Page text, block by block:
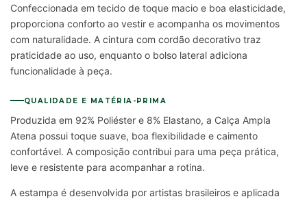
Confeccionada em tecido de toque macio e boa elasticidade,
proporciona conforto ao vestir e acompanha os movimentos
com naturalidade. A cintura com cordão decorativo traz
praticidade ao uso, enquanto o bolso lateral adiciona
funcionalidade à peça.
QUALIDADE E MATÉRIA-PRIMA
Produzida em 92% Poliéster e 8% Elastano, a Calça Ampla
Atena possui toque suave, boa flexibilidade e caimento
confortável. A composição contribui para uma peça prática,
leve e resistente para acompanhar a rotina.
A estampa é desenvolvida por artistas brasileiros e aplicada